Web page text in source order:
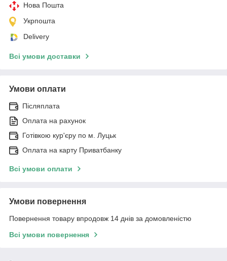
Нова Пошта
Укрпошта
Delivery
Всі умови доставки
Умови оплати
Післяплата
Оплата на рахунок
Готівкою кур'єру по м. Луцьк
Оплата на карту Приватбанку
Всі умови оплати
Умови повернення
Повернення товару впродовж 14 днів за домовленістю
Всі умови повернення